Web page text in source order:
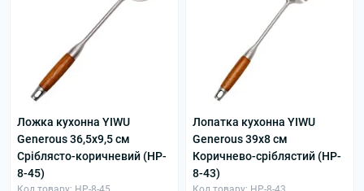
Ложка кухонна YIWU
Generous 36,5х9,5 см
Сріблясто-коричневий (HP-
8-45)
Лопатка кухонна YIWU
Generous 39х8 см
Коричнево-сріблястий (HP-
8-43)